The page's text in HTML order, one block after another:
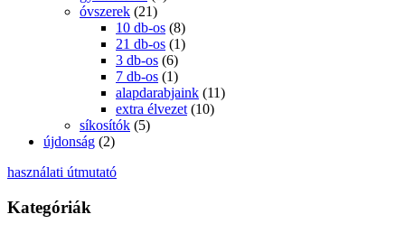
óvszerek (21)
10 db-os (8)
21 db-os (1)
3 db-os (6)
7 db-os (1)
alapdarabjaink (11)
extra élvezet (10)
síkosítók (5)
újdonság (2)
használati útmutató
Kategóriák